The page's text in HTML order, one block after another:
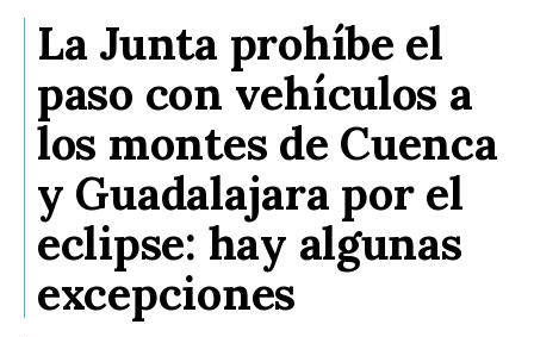
La Junta prohíbe el
paso con vehículos a
los montes de Cuenca
y Guadalajara por el
eclipse: hay algunas
excepciones